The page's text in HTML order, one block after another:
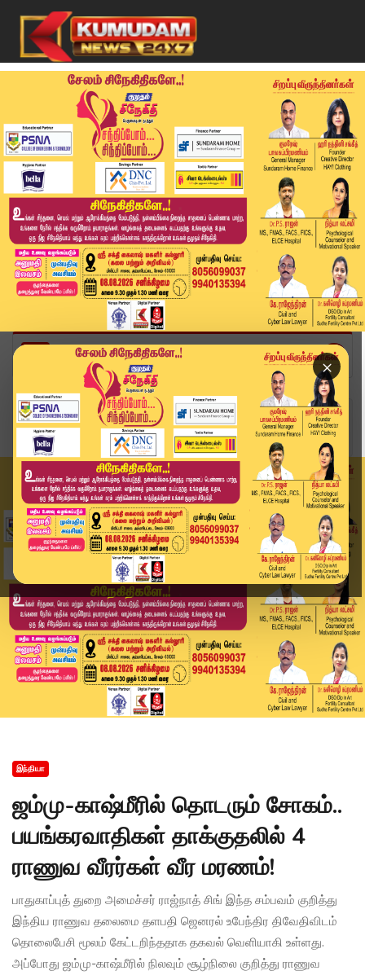
×
Home
இந்தியா
ஜம்மு-காஷ்மீரில் தொடரும் சோகம்.. பயங்கரவாதிகள் ...
இந்தியா
ஜம்மு-காஷ்மீரில் தொடரும் சோகம்..
பயங்கரவாதிகள் தாக்குதலில் 4
ராணுவ வீரர்கள் வீர மரணம்!
பாதுகாப்புத் துறை அமைச்சர் ராஜ்நாத் சிங் இந்த சம்பவம் குறித்து
இந்திய ராணுவ தலைமை தளபதி ஜெனரல் உபேந்திர திவேதிவிடம்
தொலைபேசி மூலம் கேட்டறிந்ததாக தகவல் வெளியாகி உள்ளது.
அப்போது ஜம்மு-காஷ்மீரில் நிலவும் சூழ்நிலை குறித்து ராணுவ